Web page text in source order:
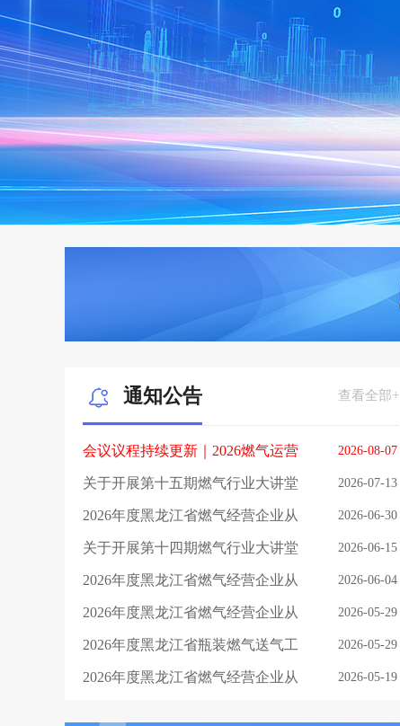
通知公告 查看全部+
会议议程持续更新｜2026燃气运营
与安全研讨会（第15届）暨中国土
木工程学会燃气与供热分会2026年
学术年会
2026-08-07
关于开展第十五期燃气行业大讲堂
活动的通知
2026-07-13
2026年度黑龙江省燃气经营企业从
业人员继续教育培训（第四期）通
知
2026-06-30
关于开展第十四期燃气行业大讲堂
活动的通知
2026-06-15
2026年度黑龙江省燃气经营企业从
业人员 实操培训考核（第二期）通
知
2026-06-04
2026年度黑龙江省燃气经营企业从
业人员继续教育（第三期）考试成
绩公示单
2026-05-29
2026年度黑龙江省瓶装燃气送气工
（第一期）考核成绩公示单
2026-05-29
2026年度黑龙江省燃气经营企业从 2026-05-19